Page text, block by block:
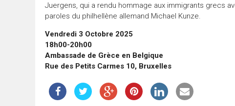
Juergens, qui a rendu hommage aux immigrants grecs
paroles du philhellène allemand Michael Kunze.
Vendredi 3 Οctobre 2025
18h00-20h00
Ambassade de Grèce en Belgique
Rue des Petits Carmes 10, Bruxelles